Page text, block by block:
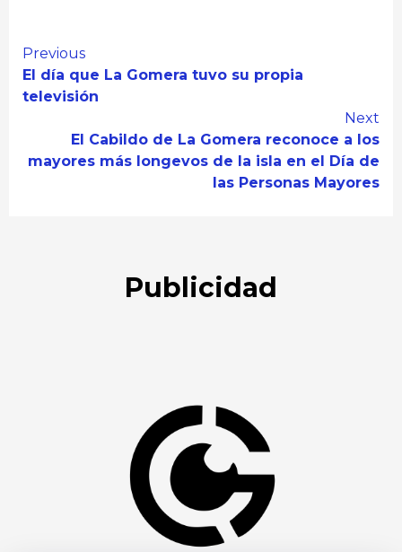
Continue
Reading
Previous
El día que La Gomera tuvo su propia
televisión
Next
El Cabildo de La Gomera reconoce a los
mayores más longevos de la isla en el Día de
las Personas Mayores
Publicidad